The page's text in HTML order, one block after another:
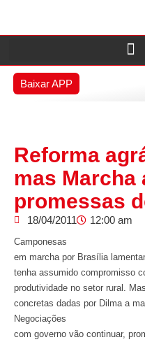
Baixar APP
Reforma
mas Marcha
promessas
18/04/2011 12:00 am
Camponesas
em marcha por Brasília
tenha assumido compromisso
produtividade no setor rural.
concretas dadas por Dilma a
Negociações
com governo vão continuar,